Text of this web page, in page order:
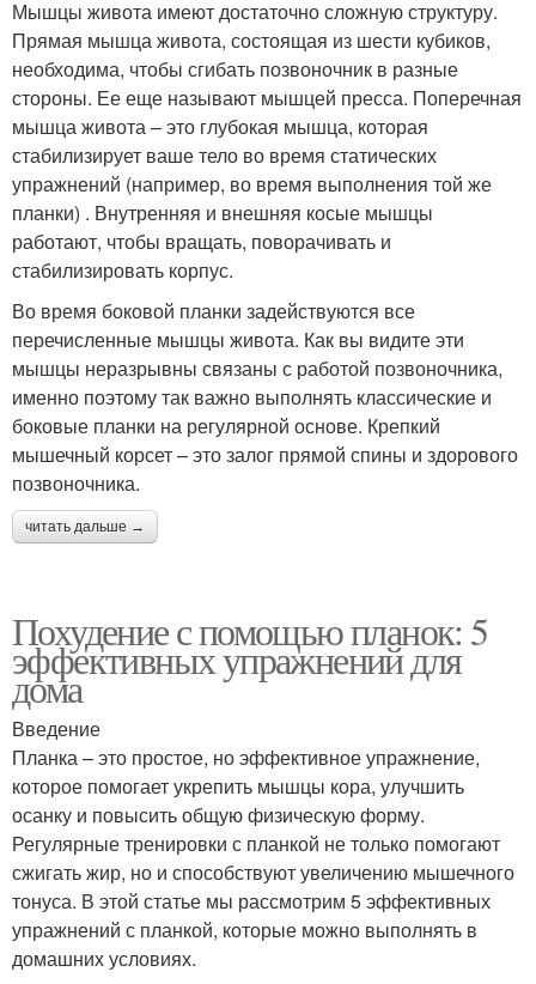
Мышцы живота имеют достаточно сложную структуру.
Прямая мышца живота, состоящая из шести кубиков,
необходима, чтобы сгибать позвоночник в разные
стороны. Ее еще называют мышцей пресса. Поперечная
мышца живота – это глубокая мышца, которая
стабилизирует ваше тело во время статических
упражнений (например, во время выполнения той же
планки) . Внутренняя и внешняя косые мышцы
работают, чтобы вращать, поворачивать и
стабилизировать корпус.
Во время боковой планки задействуются все
перечисленные мышцы живота. Как вы видите эти
мышцы неразрывны связаны с работой позвоночника,
именно поэтому так важно выполнять классические и
боковые планки на регулярной основе. Крепкий
мышечный корсет – это залог прямой спины и здорового
позвоночника.
читать дальше →
Похудение с помощью планок: 5
эффективных упражнений для
дома
Введение
Планка – это простое, но эффективное упражнение,
которое помогает укрепить мышцы кора, улучшить
осанку и повысить общую физическую форму.
Регулярные тренировки с планкой не только помогают
сжигать жир, но и способствуют увеличению мышечного
тонуса. В этой статье мы рассмотрим 5 эффективных
упражнений с планкой, которые можно выполнять в
домашних условиях.